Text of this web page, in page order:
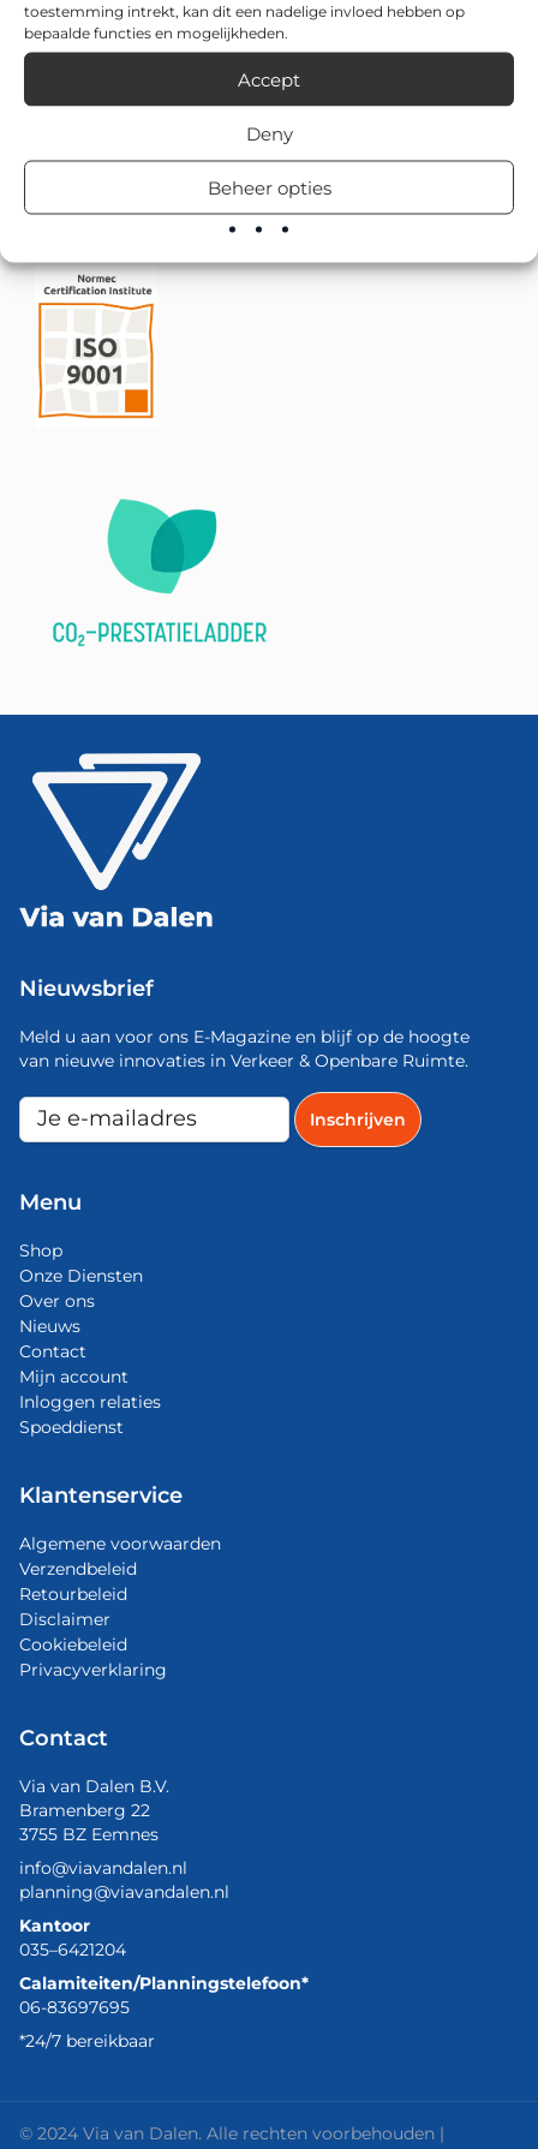
toestemming intrekt, kan dit een nadelige invloed hebben op
bepaalde functies en mogelijkheden.
Accept
Deny
Beheer opties
Nieuwsbrief
Meld u aan voor ons E-Magazine en blijf op de hoogte
van nieuwe innovaties in Verkeer & Openbare Ruimte.
Menu
Shop
Onze Diensten
Over ons
Nieuws
Contact
Mijn account
Inloggen relaties
Spoeddienst
Klantenservice
Algemene voorwaarden
Verzendbeleid
Retourbeleid
Disclaimer
Cookiebeleid
Privacyverklaring
Contact
Via van Dalen B.V.
Bramenberg 22
3755 BZ Eemnes
info@viavandalen.nl
planning@viavandalen.nl
Kantoor
035–6421204
Calamiteiten/Planningstelefoon*
06-83697695
*24/7 bereikbaar
© 2024 Via van Dalen. Alle rechten voorbehouden |